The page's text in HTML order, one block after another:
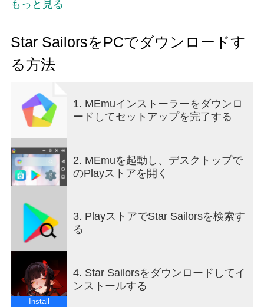
い。
突如として起きた魔法の爆発とともに分裂した世
界。
宝を探し出さなければならない！
さあ、伝説の羅針盤が指し示す方向へ！自分だけ
の航海を始めよう！
r=p13
＊公式Discordチャンネル：
https://discord.com/invite/vVQcyp76xS
https://www.instagram.com/starsailors.official
＊公式X：https://x.com/StarSailors_EN
うなファンタジー世界
ハイクオリティカートゥーンレンダリングで童話
のように再現されたファンタジー世界。
アニメ風の繊細で魅力的なグラフィックと、華や
もっと見る
Star SailorsをPCでダウンロードす
る方法
1. MEmuインストーラーをダウンロ
ードしてセットアップを完了する
2. MEmuを起動し、デスクトップで
のPlayストアを開く
3. PlayストアでStar Sailorsを検索す
る
Install
4. Star Sailorsをダウンロードしてイ
ンストールする